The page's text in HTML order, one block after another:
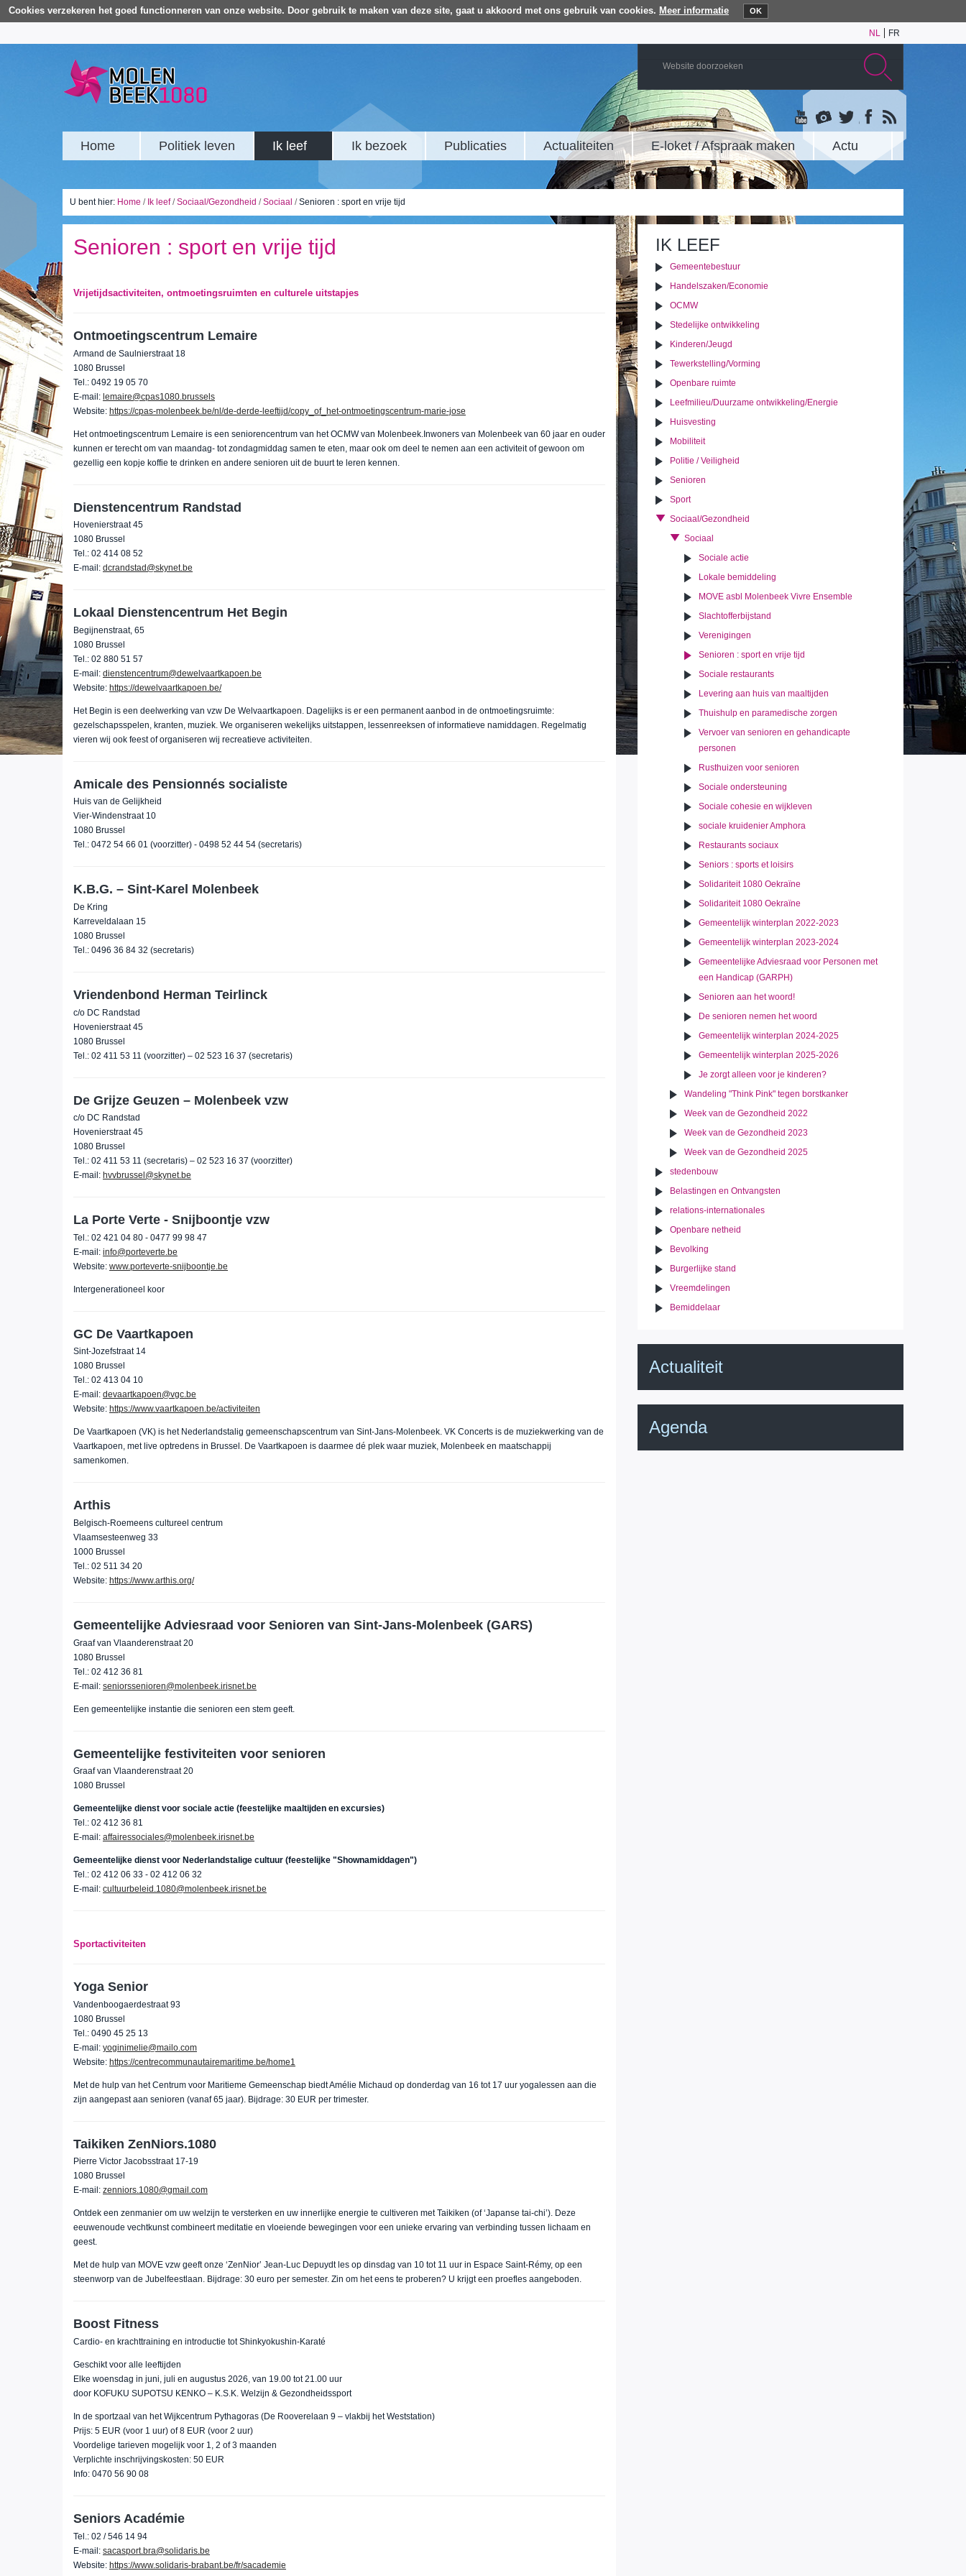
Cookies verzekeren het goed functionneren van onze website. Door gebruik te maken van deze site, gaat u akkoord met ons gebruik van cookies. Meer informatie OK
NL FR
Home Politiek leven Ik leef Ik bezoek Publicaties Actualiteiten E-loket / Afspraak maken Actu
U bent hier: Home / Ik leef /Sociaal/Gezondheid /Sociaal /Senioren : sport en vrije tijd
Senioren : sport en vrije tijd
Vrijetijdsactiviteiten, ontmoetingsruimten en culturele uitstapjes
Ontmoetingscentrum Lemaire
Armand de Saulnierstraat 18
1080 Brussel
Tel.: 0492 19 05 70
E-mail: lemaire@cpas1080.brussels
Website: https://cpas-molenbeek.be/nl/de-derde-leeftijd/copy_of_het-ontmoetingscentrum-marie-jose
Het ontmoetingscentrum Lemaire is een seniorencentrum van het OCMW van Molenbeek.Inwoners van Molenbeek van 60 jaar en ouder
kunnen er terecht om van maandag- tot zondagmiddag samen te eten, maar ook om deel te nemen aan een activiteit of gewoon om
gezellig een kopje koffie te drinken en andere senioren uit de buurt te leren kennen.
Dienstencentrum Randstad
Hovenierstraat 45
1080 Brussel
Tel.: 02 414 08 52
E-mail: dcrandstad@skynet.be
Lokaal Dienstencentrum Het Begin
Begijnenstraat, 65
1080 Brussel
Tel.: 02 880 51 57
E-mail: dienstencentrum@dewelvaartkapoen.be
Website: https://dewelvaartkapoen.be/
Het Begin is een deelwerking van vzw De Welvaartkapoen. Dagelijks is er een permanent aanbod in de ontmoetingsruimte:
gezelschapsspelen, kranten, muziek. We organiseren wekelijks uitstappen, lessenreeksen of informatieve namiddagen. Regelmatig
vieren wij ook feest of organiseren wij recreatieve activiteiten.
Amicale des Pensionnés socialiste
Huis van de Gelijkheid
Vier-Windenstraat 10
1080 Brussel
Tel.: 0472 54 66 01 (voorzitter) - 0498 52 44 54 (secretaris)
K.B.G. – Sint-Karel Molenbeek
De Kring
Karreveldalaan 15
1080 Brussel
Tel.: 0496 36 84 32 (secretaris)
Vriendenbond Herman Teirlinck
c/o DC Randstad
Hovenierstraat 45
1080 Brussel
Tel.: 02 411 53 11 (voorzitter) – 02 523 16 37 (secretaris)
De Grijze Geuzen – Molenbeek vzw
c/o DC Randstad
Hovenierstraat 45
1080 Brussel
Tel.: 02 411 53 11 (secretaris) – 02 523 16 37 (voorzitter)
E-mail: hvvbrussel@skynet.be
La Porte Verte - Snijboontje vzw
Tel.: 02 421 04 80 - 0477 99 98 47
E-mail: info@porteverte.be
Website: www.porteverte-snijboontje.be
Intergenerationeel koor
GC De Vaartkapoen
Sint-Jozefstraat 14
1080 Brussel
Tel.: 02 413 04 10
E-mail: devaartkapoen@vgc.be
Website: https://www.vaartkapoen.be/activiteiten
De Vaartkapoen (VK) is het Nederlandstalig gemeenschapscentrum van Sint-Jans-Molenbeek. VK Concerts is de muziekwerking van de
Vaartkapoen, met live optredens in Brussel. De Vaartkapoen is daarmee dé plek waar muziek, Molenbeek en maatschappij
samenkomen.
Arthis
Belgisch-Roemeens cultureel centrum
Vlaamsesteenweg 33
1000 Brussel
Tel.: 02 511 34 20
Website: https://www.arthis.org/
Gemeentelijke Adviesraad voor Senioren van Sint-Jans-Molenbeek (GARS)
Graaf van Vlaanderenstraat 20
1080 Brussel
Tel.: 02 412 36 81
E-mail: seniorssenioren@molenbeek.irisnet.be
Een gemeentelijke instantie die senioren een stem geeft.
Gemeentelijke festiviteiten voor senioren
Graaf van Vlaanderenstraat 20
1080 Brussel
Gemeentelijke dienst voor sociale actie (feestelijke maaltijden en excursies)
Tel.: 02 412 36 81
E-mail: affairessociales@molenbeek.irisnet.be
Gemeentelijke dienst voor Nederlandstalige cultuur (feestelijke "Shownamiddagen")
Tel.: 02 412 06 33 - 02 412 06 32
E-mail: cultuurbeleid.1080@molenbeek.irisnet.be
Sportactiviteiten
Yoga Senior
Vandenboogaerdestraat 93
1080 Brussel
Tel.: 0490 45 25 13
E-mail: yoginimelie@mailo.com
Website: https://centrecommunautairemaritime.be/home1
Met de hulp van het Centrum voor Maritieme Gemeenschap biedt Amélie Michaud op donderdag van 16 tot 17 uur yogalessen aan die
zijn aangepast aan senioren (vanaf 65 jaar). Bijdrage: 30 EUR per trimester.
Taikiken ZenNiors.1080
Pierre Victor Jacobsstraat 17-19
1080 Brussel
E-mail: zenniors.1080@gmail.com
Ontdek een zenmanier om uw welzijn te versterken en uw innerlijke energie te cultiveren met Taikiken (of ‘Japanse tai-chi’). Deze
eeuwenoude vechtkunst combineert meditatie en vloeiende bewegingen voor een unieke ervaring van verbinding tussen lichaam en
geest.
Met de hulp van MOVE vzw geeft onze ‘ZenNior’ Jean-Luc Depuydt les op dinsdag van 10 tot 11 uur in Espace Saint-Rémy, op een
steenworp van de Jubelfeestlaan. Bijdrage: 30 euro per semester. Zin om het eens te proberen? U krijgt een proefles aangeboden.
Boost Fitness
Cardio- en krachttraining en introductie tot Shinkyokushin-Karaté
Geschikt voor alle leeftijden
Elke woensdag in juni, juli en augustus 2026, van 19.00 tot 21.00 uur
door KOFUKU SUPOTSU KENKO – K.S.K. Welzijn & Gezondheidssport
In de sportzaal van het Wijkcentrum Pythagoras (De Rooverelaan 9 – vlakbij het Weststation)
Prijs: 5 EUR (voor 1 uur) of 8 EUR (voor 2 uur)
Voordelige tarieven mogelijk voor 1, 2 of 3 maanden
Verplichte inschrijvingskosten: 50 EUR
Info: 0470 56 90 08
Seniors Académie
Tel.: 02 / 546 14 94
E-mail: sacasport.bra@solidaris.be
Website: https://www.solidaris-brabant.be/fr/sacademie
IK LEEF
Gemeentebestuur
Handelszaken/Economie
OCMW
Stedelijke ontwikkeling
Kinderen/Jeugd
Tewerkstelling/Vorming
Openbare ruimte
Leefmilieu/Duurzame ontwikkeling/Energie
Huisvesting
Mobiliteit
Politie / Veiligheid
Senioren
Sport
Sociaal/Gezondheid
Sociaal
Sociale actie
Lokale bemiddeling
MOVE asbl Molenbeek Vivre Ensemble
Slachtofferbijstand
Verenigingen
Senioren : sport en vrije tijd
Sociale restaurants
Levering aan huis van maaltijden
Thuishulp en paramedische zorgen
Vervoer van senioren en gehandicapte
personen
Rusthuizen voor senioren
Sociale ondersteuning
Sociale cohesie en wijkleven
sociale kruidenier Amphora
Restaurants sociaux
Seniors : sports et loisirs
Solidariteit 1080 Oekraïne
Solidariteit 1080 Oekraïne
Gemeentelijk winterplan 2022-2023
Gemeentelijk winterplan 2023-2024
Gemeentelijke Adviesraad voor Personen met
een Handicap (GARPH)
Senioren aan het woord!
De senioren nemen het woord
Gemeentelijk winterplan 2024-2025
Gemeentelijk winterplan 2025-2026
Je zorgt alleen voor je kinderen?
Wandeling "Think Pink" tegen borstkanker
Week van de Gezondheid 2022
Week van de Gezondheid 2023
Week van de Gezondheid 2025
stedenbouw
Belastingen en Ontvangsten
relations-internationales
Openbare netheid
Bevolking
Burgerlijke stand
Vreemdelingen
Bemiddelaar
Actualiteit
Agenda